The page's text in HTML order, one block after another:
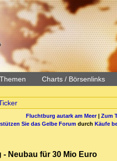
Themen Charts / Börsenlinks
Fluchtburg autark am Meer| Zum
Sie das Gelbe Forum durch Käufe
Neubau für 30 Mio Euro